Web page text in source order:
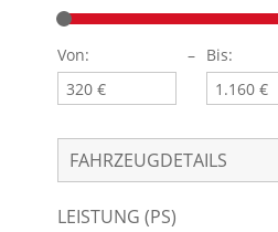
Von: – Bis:
FAHRZEUGDETAILS
LEISTUNG (PS)